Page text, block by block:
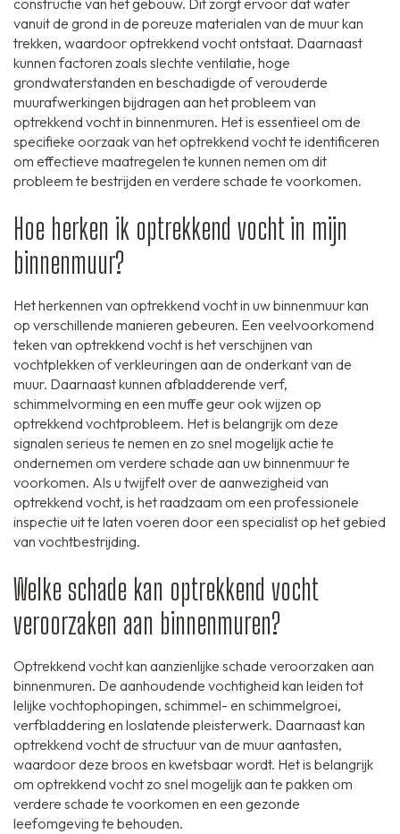
constructie van het gebouw. Dit zorgt ervoor dat water
vanuit de grond in de poreuze materialen van de muur kan
trekken, waardoor optrekkend vocht ontstaat. Daarnaast
kunnen factoren zoals slechte ventilatie, hoge
grondwaterstanden en beschadigde of verouderde
muurafwerkingen bijdragen aan het probleem van
optrekkend vocht in binnenmuren. Het is essentieel om de
specifieke oorzaak van het optrekkend vocht te identificeren
om effectieve maatregelen te kunnen nemen om dit
probleem te bestrijden en verdere schade te voorkomen.
Hoe herken ik optrekkend vocht in mijn
binnenmuur?
Het herkennen van optrekkend vocht in uw binnenmuur kan
op verschillende manieren gebeuren. Een veelvoorkomend
teken van optrekkend vocht is het verschijnen van
vochtplekken of verkleuringen aan de onderkant van de
muur. Daarnaast kunnen afbladderende verf,
schimmelvorming en een muffe geur ook wijzen op
optrekkend vochtprobleem. Het is belangrijk om deze
signalen serieus te nemen en zo snel mogelijk actie te
ondernemen om verdere schade aan uw binnenmuur te
voorkomen. Als u twijfelt over de aanwezigheid van
optrekkend vocht, is het raadzaam om een professionele
inspectie uit te laten voeren door een specialist op het gebied
van vochtbestrijding.
Welke schade kan optrekkend vocht
veroorzaken aan binnenmuren?
Optrekkend vocht kan aanzienlijke schade veroorzaken aan
binnenmuren. De aanhoudende vochtigheid kan leiden tot
lelijke vochtophopingen, schimmel- en schimmelgroei,
verfbladdering en loslatende pleisterwerk. Daarnaast kan
optrekkend vocht de structuur van de muur aantasten,
waardoor deze broos en kwetsbaar wordt. Het is belangrijk
om optrekkend vocht zo snel mogelijk aan te pakken om
verdere schade te voorkomen en een gezonde
leefomgeving te behouden.